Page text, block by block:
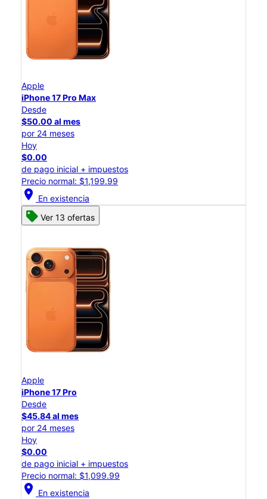
Apple
iPhone 17 Pro Max
Desde
$50.00 al mes
por 24 meses
Hoy
$0.00
de pago inicial + impuestos
Precio normal: $1,199.99
location_on En existencia
Ver 13 ofertas
Apple
iPhone 17 Pro
Desde
$45.84 al mes
por 24 meses
Hoy
$0.00
de pago inicial + impuestos
Precio normal: $1,099.99
location_on En existencia